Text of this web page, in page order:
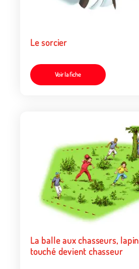
Le sorcier
Voir la fiche
La balle aux chasseurs, lapin
touché devient chasseur